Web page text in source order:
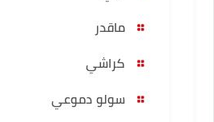
ماقدر
كراشي
سولو دموعي